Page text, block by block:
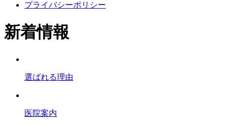
プライバシーポリシー
新着情報
選ばれる理由
医院案内